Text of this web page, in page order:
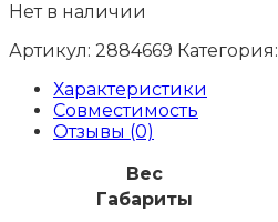
Нет в наличии
Артикул: 2884669 Категория:
Характеристики
Совместимость
Отзывы (0)
Вес
Габариты